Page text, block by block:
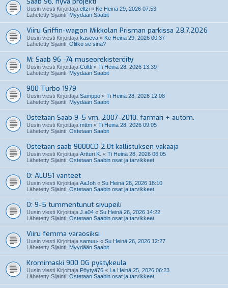
Uusin viesti Kirjoittaja eltzi « Ke Heinä 29, 2026 07:53
Lähetetty Sijainti: Myydään Saabit
Viiru Griffin-wagon Mikkolan Prisman parkissa 28.7.2026
Uusin viesti Kirjoittaja kaseva « Ke Heinä 29, 2026 00:37
Lähetetty Sijainti: Olitko se sinä?
M: Saab 96 -74 museorekisteröity
Uusin viesti Kirjoittaja Coltti « Ti Heinä 28, 2026 13:39
Lähetetty Sijainti: Myydään Saabit
900 Turbo 1979
Uusin viesti Kirjoittaja Samppo « Ti Heinä 28, 2026 12:08
Lähetetty Sijainti: Myydään Saabit
Ostetaan Saab 9-5 vm. 2007-2010, farmari + autom.
Uusin viesti Kirjoittaja mttm « Ti Heinä 28, 2026 09:05
Lähetetty Sijainti: Ostetaan Saabit
Ostetaan saab 9000CD 2.0t kallistuksen vakaaja
Uusin viesti Kirjoittaja Artturi K. « Ti Heinä 28, 2026 06:05
Lähetetty Sijainti: Ostetaan Saabin osat ja tarvikkeet
O: ALU51 vanteet
Uusin viesti Kirjoittaja AaJoh « Su Heinä 26, 2026 18:10
Lähetetty Sijainti: Ostetaan Saabin osat ja tarvikkeet
O: 9-5 tummentunut sivupeili
Uusin viesti Kirjoittaja J.a04 « Su Heinä 26, 2026 14:22
Lähetetty Sijainti: Ostetaan Saabin osat ja tarvikkeet
Viiru femma varaosiksi
Uusin viesti Kirjoittaja samuu- « Su Heinä 26, 2026 12:27
Lähetetty Sijainti: Myydään Saabit
Kromimaski 900 OG pystykeula
Uusin viesti Kirjoittaja Pöytyä76 « La Heinä 25, 2026 06:23
Lähetetty Sijainti: Ostetaan Saabin osat ja tarvikkeet